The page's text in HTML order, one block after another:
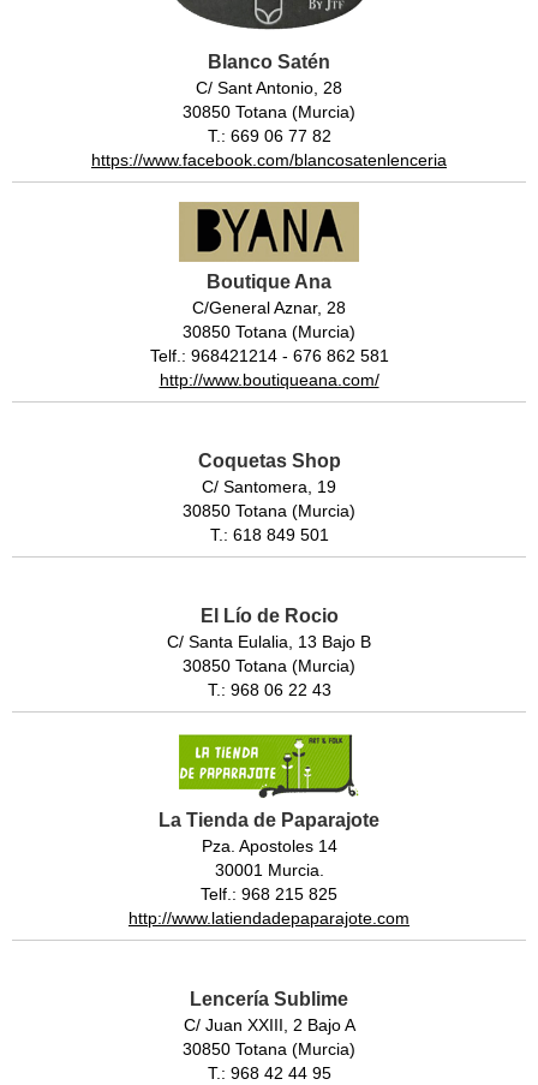
Blanco Satén
C/ Sant Antonio, 28
30850 Totana (Murcia)
T.: 669 06 77 82
https://www.facebook.com/blancosatenlenceria
Boutique Ana
C/General Aznar, 28
30850 Totana (Murcia)
Telf.: 968421214 - 676 862 581
http://www.boutiqueana.com/
Coquetas Shop
C/ Santomera, 19
30850 Totana (Murcia)
T.: 618 849 501
El Lío de Rocio
C/ Santa Eulalia, 13 Bajo B
30850 Totana (Murcia)
T.: 968 06 22 43
La Tienda de Paparajote
Pza. Apostoles 14
30001 Murcia.
Telf.: 968 215 825
http://www.latiendadepaparajote.com
Lencería Sublime
C/ Juan XXIII, 2 Bajo A
30850 Totana (Murcia)
T.: 968 42 44 95